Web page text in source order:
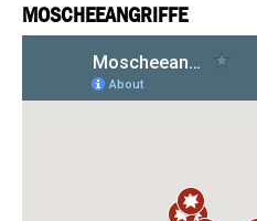
MOSCHEEANGRIFFE